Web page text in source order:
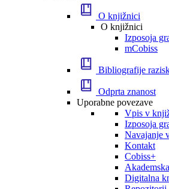
O knjižnici
O knjižnici
Izposoja
mCobiss
Bibliografije
Odprta znanost
Uporabne povezave
Vpis v
Izposoja
Navajanje
Kontakt
Cobiss+
Digitalna